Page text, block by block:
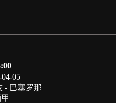
04-05
- 巴塞罗那